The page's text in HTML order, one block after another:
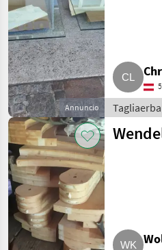
Annuncio
macchine